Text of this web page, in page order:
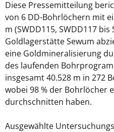
Diese Pressemitteilung
von 6 DD-Bohrlöchern mit
m (SWDD115, SWDD117
Goldlagerstätte Sewum
eine Goldmineralisierung
des laufenden
insgesamt 40.528 m in 272
wobei 98 % der Bohrlöcher
durchschnitten haben.
Ausgewählte